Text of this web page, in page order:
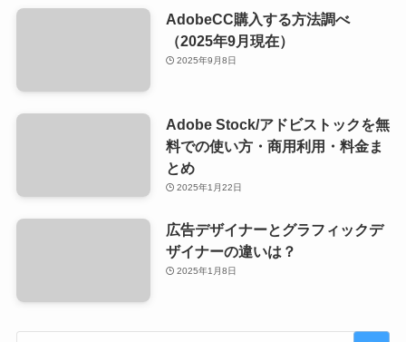
AdobeCC購入する方法調べ
（2025年9月現在）
2025年9月8日
Adobe Stock/アドビストックを無
料での使い方・商用利用・料金ま
とめ
2025年1月22日
広告デザイナーとグラフィックデ
ザイナーの違いは？
2025年1月8日